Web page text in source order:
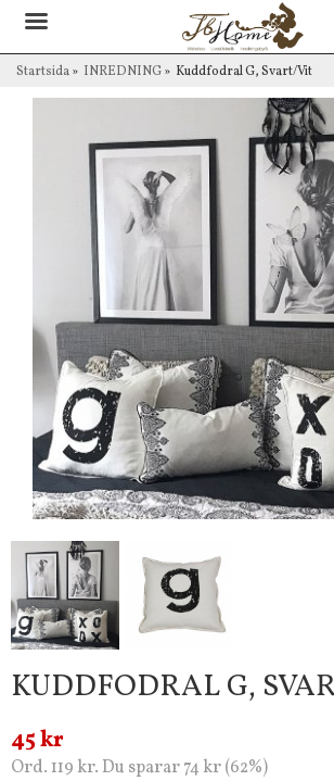
Startsida» INREDNING» Kuddfodral G, Svart/Vit
KUDDFODRAL G,
45 kr
Ord. 119 kr. Du sparar 74 kr (62%)